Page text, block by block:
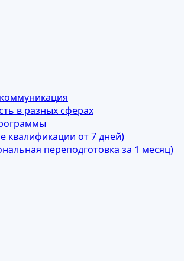
в разных сферах
квалификации от 7 дней)
переподготовка за 1 месяц)